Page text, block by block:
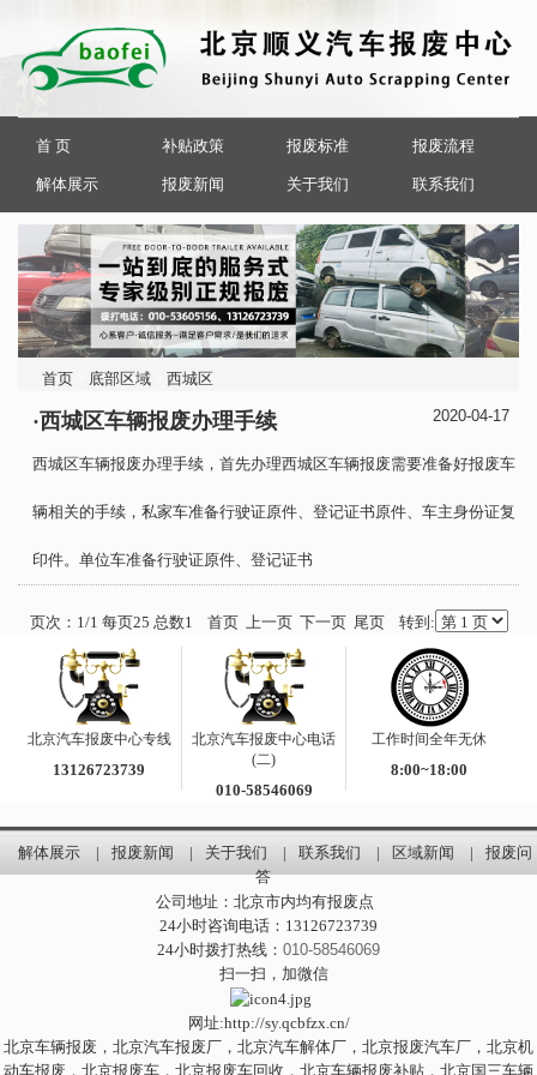
首 页 补贴政策 报废标准 报废流程
解体展示 报废新闻 关于我们 联系我们
首页 底部区域 西城区
·西城区车辆报废办理手续 2020-04-17
西城区车辆报废办理手续，首先办理西城区车辆报废需要准备好报废车
辆相关的手续，私家车准备行驶证原件、登记证书原件、车主身份证复
印件。单位车准备行驶证原件、登记证书
页次：1/1 每页25 总数1 首页 上一页 下一页 尾页 转到:
北京汽车报废中心专线
13126723739
北京汽车报废中心电话
(二)
010-58546069
工作时间全年无休
8:00~18:00
解体展示 | 报废新闻 | 关于我们 | 联系我们 | 区域新闻 |
报废问
答
公司地址：北京市内均有报废点
24小时咨询电话： 13126723739
24小时拨打热线： 010-58546069
扫一扫，加微信
网址:http://sy.qcbfzx.cn/
北京车辆报废，北京汽车报废厂，北京汽车解体厂，北京报废汽车厂，北京机
动车报废，北京报废车，北京报废车回收，北京车辆报废补贴，北京国三车辆